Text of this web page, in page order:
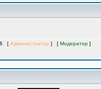
6 [ Администратор ] [ Модератор ]